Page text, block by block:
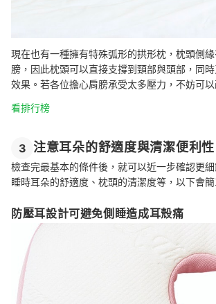
現在也有一種擁有特殊弧形的拱形枕，枕頭側
膀，因此枕頭可以直接支撐到頸部與頭部，同
效果。若各位擔心肩膀承受太多壓力，不妨可以
看排行榜
3 注意耳朵的舒適度與清潔便利性
檢查完最基本的條件後，就可以近一步確認更
睡時耳朵的舒適度、枕頭的清潔度等，以下會簡
防壓耳設計可避免側睡造成耳殼痛